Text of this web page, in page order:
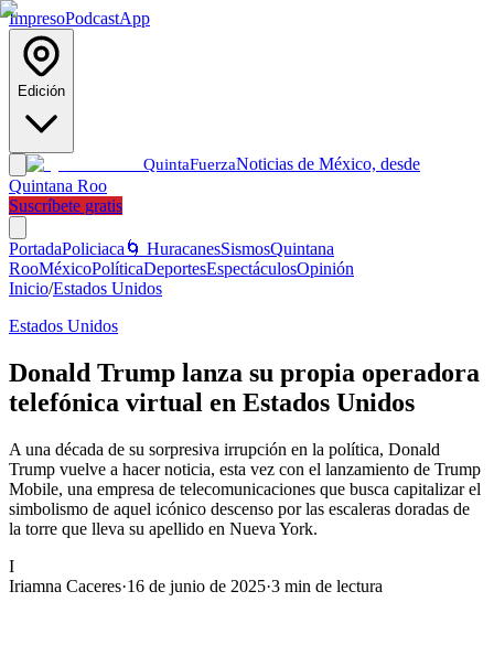
ImpresoPodcastApp
Edición
QuintaFuerzaNoticias de México, desde
Quintana Roo
Suscríbete gratis
PortadaPoliciaca 🌀 HuracanesSismosQuintana
RooMéxicoPolíticaDeportesEspectáculosOpinión
Inicio/Estados Unidos
Estados Unidos
Donald Trump lanza su propia operadora
telefónica virtual en Estados Unidos
A una década de su sorpresiva irrupción en la política, Donald
Trump vuelve a hacer noticia, esta vez con el lanzamiento de Trump
Mobile, una empresa de telecomunicaciones que busca capitalizar el
simbolismo de aquel icónico descenso por las escaleras doradas de
la torre que lleva su apellido en Nueva York.
I
Iriamna Caceres·16 de junio de 2025·3 min de lectura